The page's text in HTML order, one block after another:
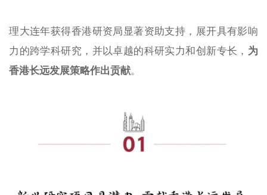
理大连年获得香港研资局显著资助支持，展开具有影响
力的跨学科研究，并以卓越的科研实力和创新专长， 为
香港长远发展策略作出贡献。